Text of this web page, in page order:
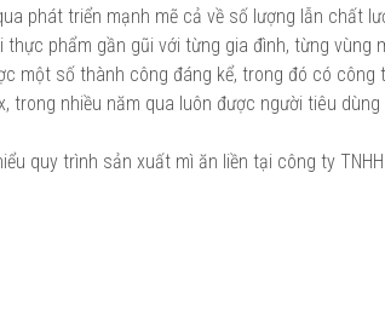
phát triển mạnh mẽ cả về số lượng lẫn chất
phẩm gần gũi với từng gia đình, từng vùng
một số thành công đáng kể, trong đó có công
trong nhiều năm qua luôn được người tiêu
quy trình sản xuất mì ăn liền tại công ty